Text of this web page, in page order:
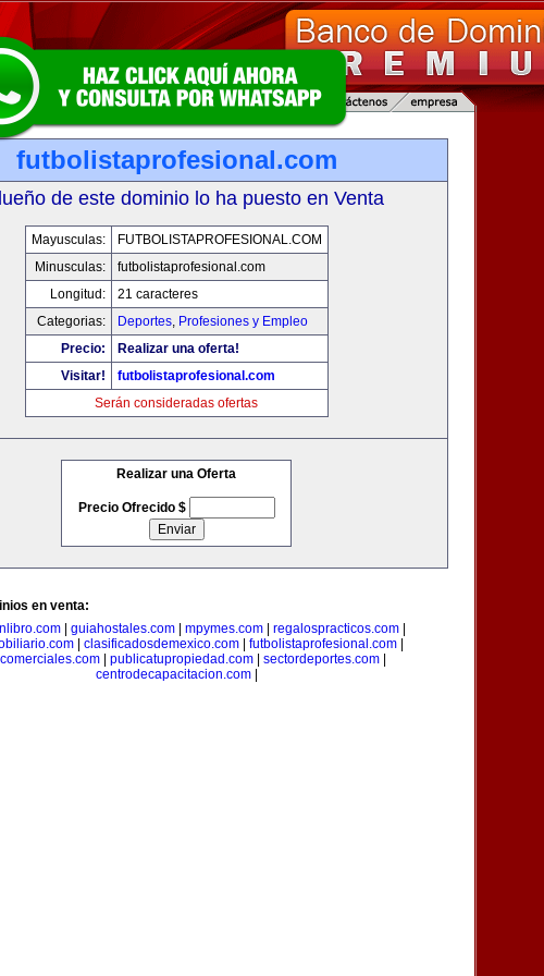
futbolistaprofesional.com
de este dominio lo ha puesto en Venta
Mayusculas:
FUTBOLISTAPROFESIONAL.COM
Minusculas:
futbolistaprofesional.com
Longitud:
21 caracteres
Categorias:
Deportes, Profesiones y Empleo
Precio:
Realizar una oferta!
Visitar!
futbolistaprofesional.com
Serán consideradas ofertas
Realizar una Oferta
Precio Ofrecido $
en venta:
| guiahostales.com| mpymes.com| regalospracticos.com|
| clasificadosdemexico.com| futbolistaprofesional.com|
| publicatupropiedad.com| sectordeportes.com|
centrodecapacitacion.com|